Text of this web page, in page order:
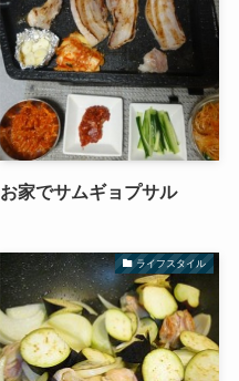
お家でサムギョプサル
ライフスタイル